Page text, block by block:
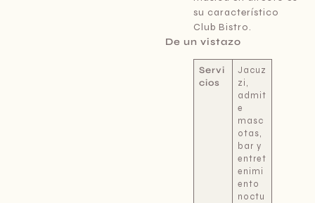
su característico
Club Bistro.
De un vistazo
Servi
cios
Jacuz
zi,
admit
e
masc
otas,
bar y
entret
enimi
ento
noctu